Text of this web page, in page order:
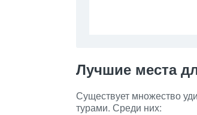
Лучшие места
Существует множество
турами. Среди них: